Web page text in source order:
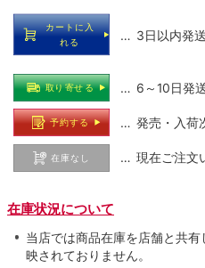
カートに入
れる
… 3日以内発送
取り寄せる … 6～10日発
予約する … 発売・入荷
在庫なし … 現在ご注文
在庫状況について
当店では商品在庫を店舗と共
映されておりません。